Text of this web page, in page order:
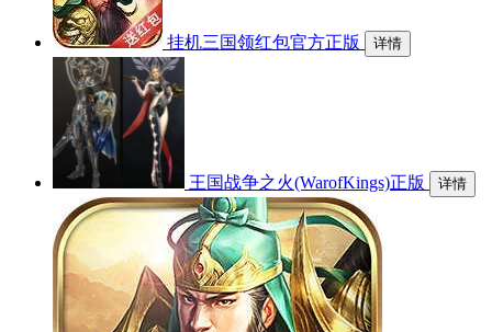
挂机三国领红包官方正版 详情
王国战争之火(WarofKings)正版 详情